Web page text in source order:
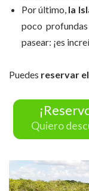
Por último, la
poco
pasear: ¡es
Puedes reservar
Quiero